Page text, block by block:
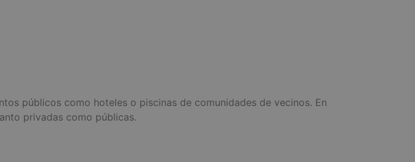
públicos como hoteles o piscinas de comunidades de vecinos. En
privadas como públicas.